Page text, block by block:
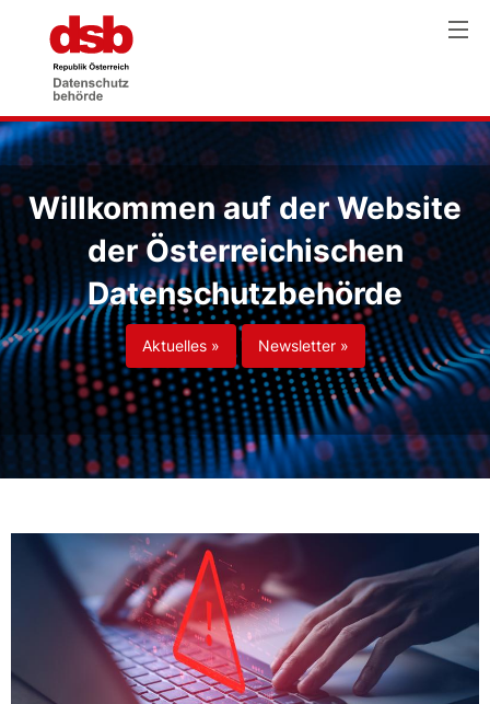
Willkommen auf der Website
der Österreichischen
Datenschutzbehörde
Aktuelles » Newsletter »